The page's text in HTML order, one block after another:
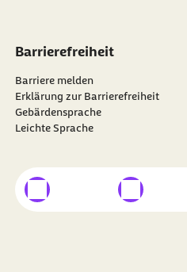
Barrierefreiheit
Barriere melden
Erklärung zur Barrierefreiheit
Gebärdensprache
Leichte Sprache
Besuchen Sie dieBARMER
externer Link externer Link